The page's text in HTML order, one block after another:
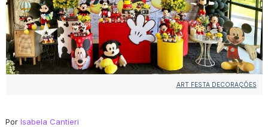
ART FESTA DECORAÇÕES
PorIsabela Cantieri